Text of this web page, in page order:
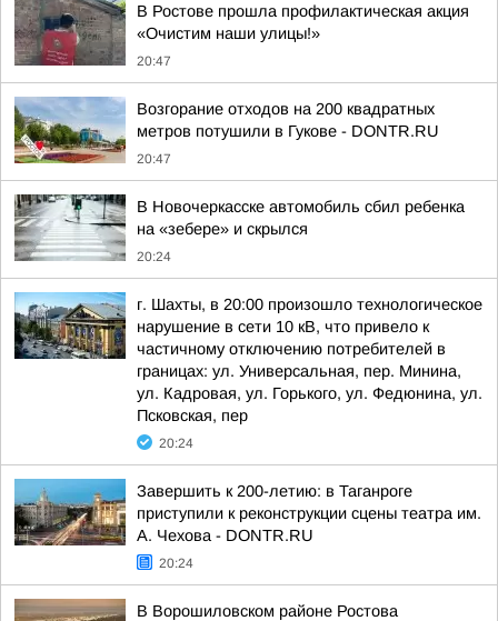
В Ростове прошла профилактическая акция
«Очистим наши улицы!»
20:47
Возгорание отходов на 200 квадратных
метров потушили в Гукове - DONTR.RU
20:47
В Новочеркасске автомобиль сбил ребенка
на «зебере» и скрылся
20:24
г. Шахты, в 20:00 произошло технологическое
нарушение в сети 10 кВ, что привело к
частичному отключению потребителей в
границах: ул. Универсальная, пер. Минина,
ул. Кадровая, ул. Горького, ул. Федюнина, ул.
Псковская, пер
20:24
Завершить к 200-летию: в Таганроге
приступили к реконструкции сцены театра им.
А. Чехова - DONTR.RU
20:24
В Ворошиловском районе Ростова